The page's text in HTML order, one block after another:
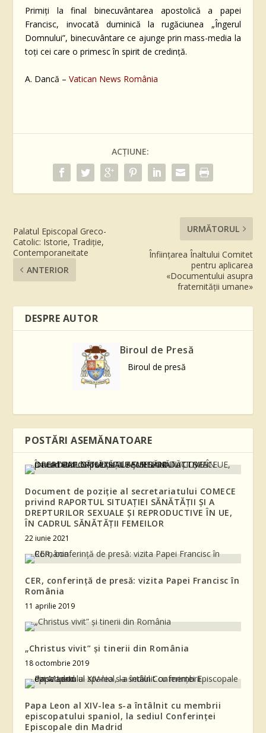
Primiți la final binecuvântarea apostolică a papei
Francisc, invocată duminică la rugăciunea „Îngerul
Domnului”, binecuvântare ce ajunge prin mass-media la
toți cei care o primesc în spirit de credință.
A. Dancă –Vatican News România
ACȚIUNE:
Palatul Episcopal Greco-
Catolic: Istorie, Tradiție,
Contemporaneitate
ANTERIOR
URMĂTORUL
Înființarea Înaltului Comitet
pentru aplicarea
«Documentului asupra
fraternității umane»
DESPRE AUTOR
Biroul de Presă
Biroul de presă
POSTĂRI ASEMĂNATOARE
Document de poziție al secretariatului COMECE
privind RAPORTUL SITUAȚIEI SĂNĂTĂȚII ȘI A
DREPTURILOR SEXUALE ȘI REPRODUCTIVE ÎN UE,
ÎN CADRUL SĂNĂTĂȚII FEMEILOR
22 iunie 2021
CER, conferinţă de presă: vizita Papei Francisc în
România
11 aprilie 2019
„Christus vivit” și tinerii din România
18 octombrie 2019
Papa Leon al XIV-lea s-a întâlnit cu membrii
episcopatului spaniol, la sediul Conferinței
Episcopale din Madrid